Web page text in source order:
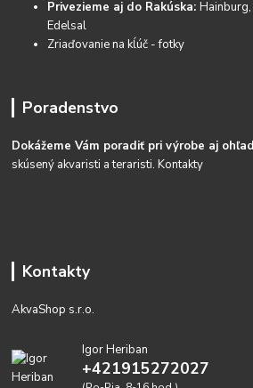
Privezieme aj do Rakúska:
Edelsal
Zriaďovanie na kĺúč - fotky
Poradenstvo
Dokážeme Vám poradiť pri výrobe aj
skúsený akvaristi a teraristi.Kontakty
Kontakty
AkvaShop s.r.o.
Igor Heriban
+421915272027